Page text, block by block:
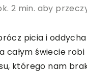
2 min. aby
picia i
całym świecie
którego nam